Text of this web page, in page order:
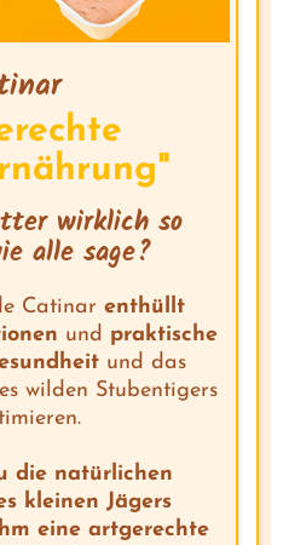
wirklich so
alle sage?
Catinar enthüllt
und praktische
und das
wilden Stubentigers
die natürlichen
kleinen Jägers
eine artgerechte